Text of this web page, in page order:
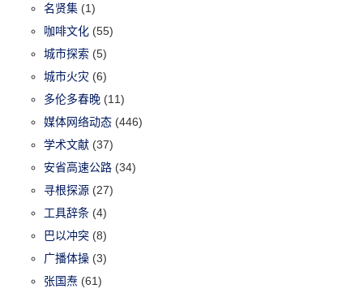
名贤集 (1)
咖啡文化 (55)
城市探索 (5)
城市火灾 (6)
多伦多春晚 (11)
媒体网络动态 (446)
学术文献 (37)
安省高速公路 (34)
寻根探源 (27)
工具辞条 (4)
巴以冲突 (8)
广播体操 (3)
张国焘 (61)